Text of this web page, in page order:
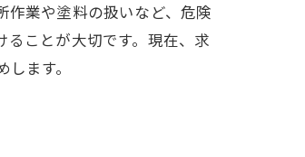
作業や塗料の扱いなど、危険
ことが大切です。現在、求
ます。